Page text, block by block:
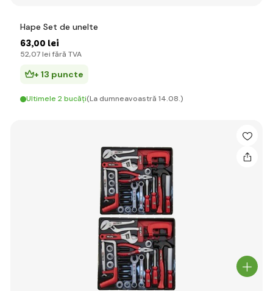
Hape Set de unelte
63,00 lei
52,07 lei fără TVA
+ 13 puncte
Ultimele 2 bucăți(La dumneavoastră 14.08.)